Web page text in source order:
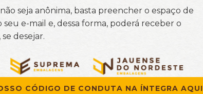
não seja anônima, basta preencher o espaço de
e-mail e, dessa forma, poderá receber o
desejar.
CÓDIGO DE CONDUTA NA ÍNTEGRA AQUI